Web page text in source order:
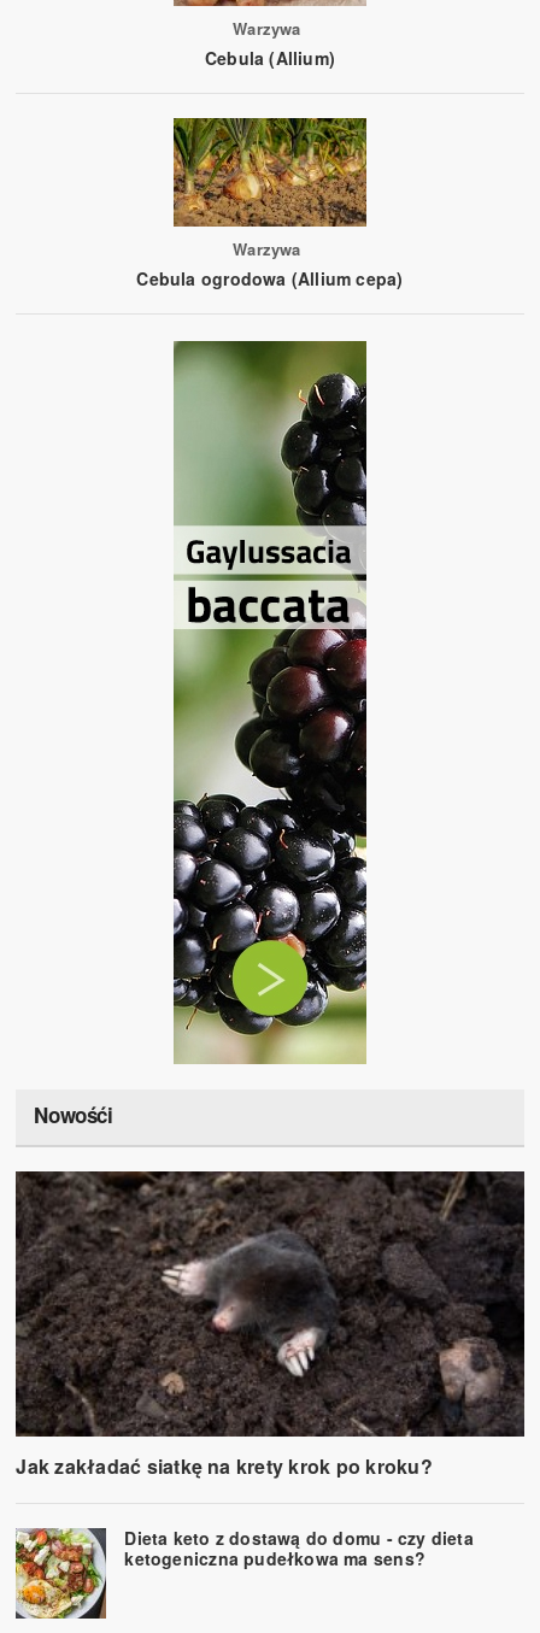
Warzywa
Cebula (Allium)
Warzywa
Cebula ogrodowa (Allium cepa)
Nowośći
Jak zakładać siatkę na krety krok po kroku?
Dieta keto z dostawą do domu - czy dieta
ketogeniczna pudełkowa ma sens?